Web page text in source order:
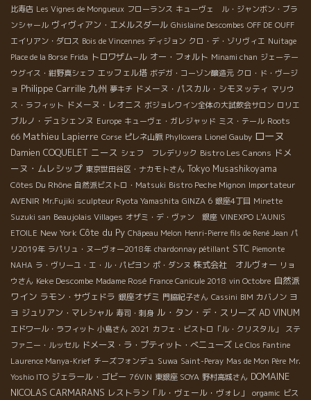
比寿店 Les Vignes de Mongueux フローランス キューヴェ ル・ジャンボン・ブラ
ンシャール ヴィヴィアン・エメルスダール Ghislaine Descombes OFF DE OUFF
エイリアン・ダロス Bois de Vincennes ディジョン クロ・デ・ゾリヴィエ Nuitage
Place de la Borse Frida トロワザム−ル オー・フォルト Minami chan ジェーテー
ウグイス・紺野真シェフ エッフェル塔 ボデガ・コーゾン醸造元 クロ・ド・ヴージ
ョ Philippe Carrille 九州 夢キチ ドメーヌ・パスカル・シモヌッティ マリウ
ス・ラフィット ドメーヌ・レオニス ボジョレワイン全体の大試飲会サロン ロリエ
ブルノ・デュシェンヌ Europe キューヴェ・ガレジャッド ミス・テール Roots
66 Mathieu Lapierre Corse ピレネ山脈 Phylloxera Lionel Gauby ローヌ
Damien COQUELET ニース シェフ フレデリック Bistro Les Canons ドメ
ーヌ・ムレシップ 東京世田谷区・ナカモトさん Tokyo Musashikoyama
Côtes Du Rhône 自然派ビストロ・Matsuki Bistro Peche Mignon Importateur
AVENIR Mr.Fujiki sculpteur Ryota Yamashita GINZA 6 銀座4丁目 Minette
Suzuki san Beaujolais Villages オザミ・デ・ヴァン 銀座 VINEXPO L'AUNIS
ETOILE New York Côte du Py Châpeau Melon Henri-Pierre fils de René Jean パ
リ2019年 ラパリュ・ヌーヴォー2018年 chardonnay pétillant STC Piemonte
NAHA ラ・ヴリーユ・エ・ル・パピヨン ポ・ダンヌ 株式会社 オルヴォー リョ
ウさん Keke Descombe Madame Rosé France Canicule 2018 vin Octobre 自然派
ワイン ラモン・サヴェドラ 銀座オザミ 門脇紀子さん Cassini BIM カバノン ヨ
ヨ ジュリアン・マレシャル 寿司・刺身 ル・タン・デ・スリーズ AD VINUM
エドワール・ラフィット 小島さん 2021 カフェ・ビストロ「ル・クリスタル」
ステ
ファニー・ルッセル ドメーヌ・ラ・プティット・べニューズ Le Clos Fantine
Laurence Manya-Krief チーズフォンデュ Suwa Saint-Peray Mas de Mon Père Mr.
Yoshio ITO ジェラール・ゴビー 76VIN 東銀座 SOYA 野村高城さん DOMAINE
NICOLAS CARMARANS レストラン「ル・ヴェール・ヴォレ」 orgamic ビス